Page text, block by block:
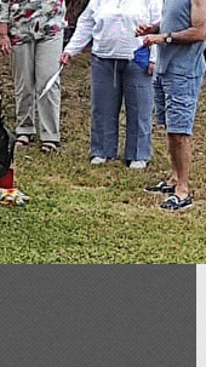
sociaux